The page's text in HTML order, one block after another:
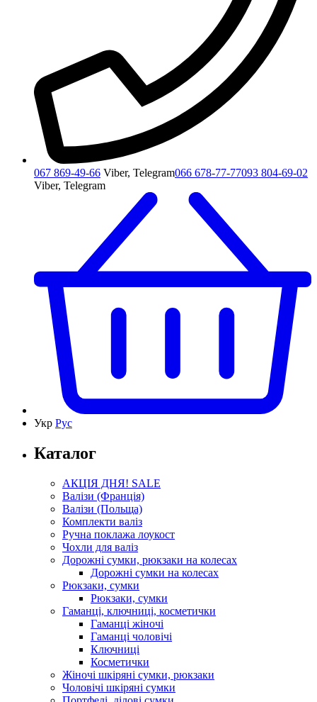
067 869-49-66 Viber, Telegram066 678-77-77093 804-69-02
Viber, Telegram
Укр Рус
Каталог
АКЦІЯ ДНЯ! SALE
Валізи (Франція)
Валізи (Польща)
Комплекти валіз
Ручна поклажа лоукост
Чохли для валіз
Дорожні сумки, рюкзаки на колесах
Дорожні сумки на колесах
Рюкзаки, сумки
Рюкзаки, сумки
Гаманці, ключниці, косметички
Гаманці жіночі
Гаманці чоловічі
Ключниці
Косметички
Жіночі шкіряні сумки, рюкзаки
Чоловічі шкіряні сумки